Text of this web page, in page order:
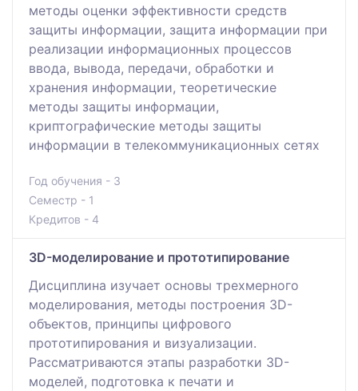
методы оценки эффективности средств
защиты информации, защита информации при
реализации информационных процессов
ввода, вывода, передачи, обработки и
хранения информации, теоретические
методы защиты информации,
криптографические методы защиты
информации в телекоммуникационных сетях
Год обучения - 3
Семестр - 1
Кредитов - 4
3D-моделирование и прототипирование
Дисциплина изучает основы трехмерного
моделирования, методы построения 3D-
объектов, принципы цифрового
прототипирования и визуализации.
Рассматриваются этапы разработки 3D-
моделей, подготовка к печати и